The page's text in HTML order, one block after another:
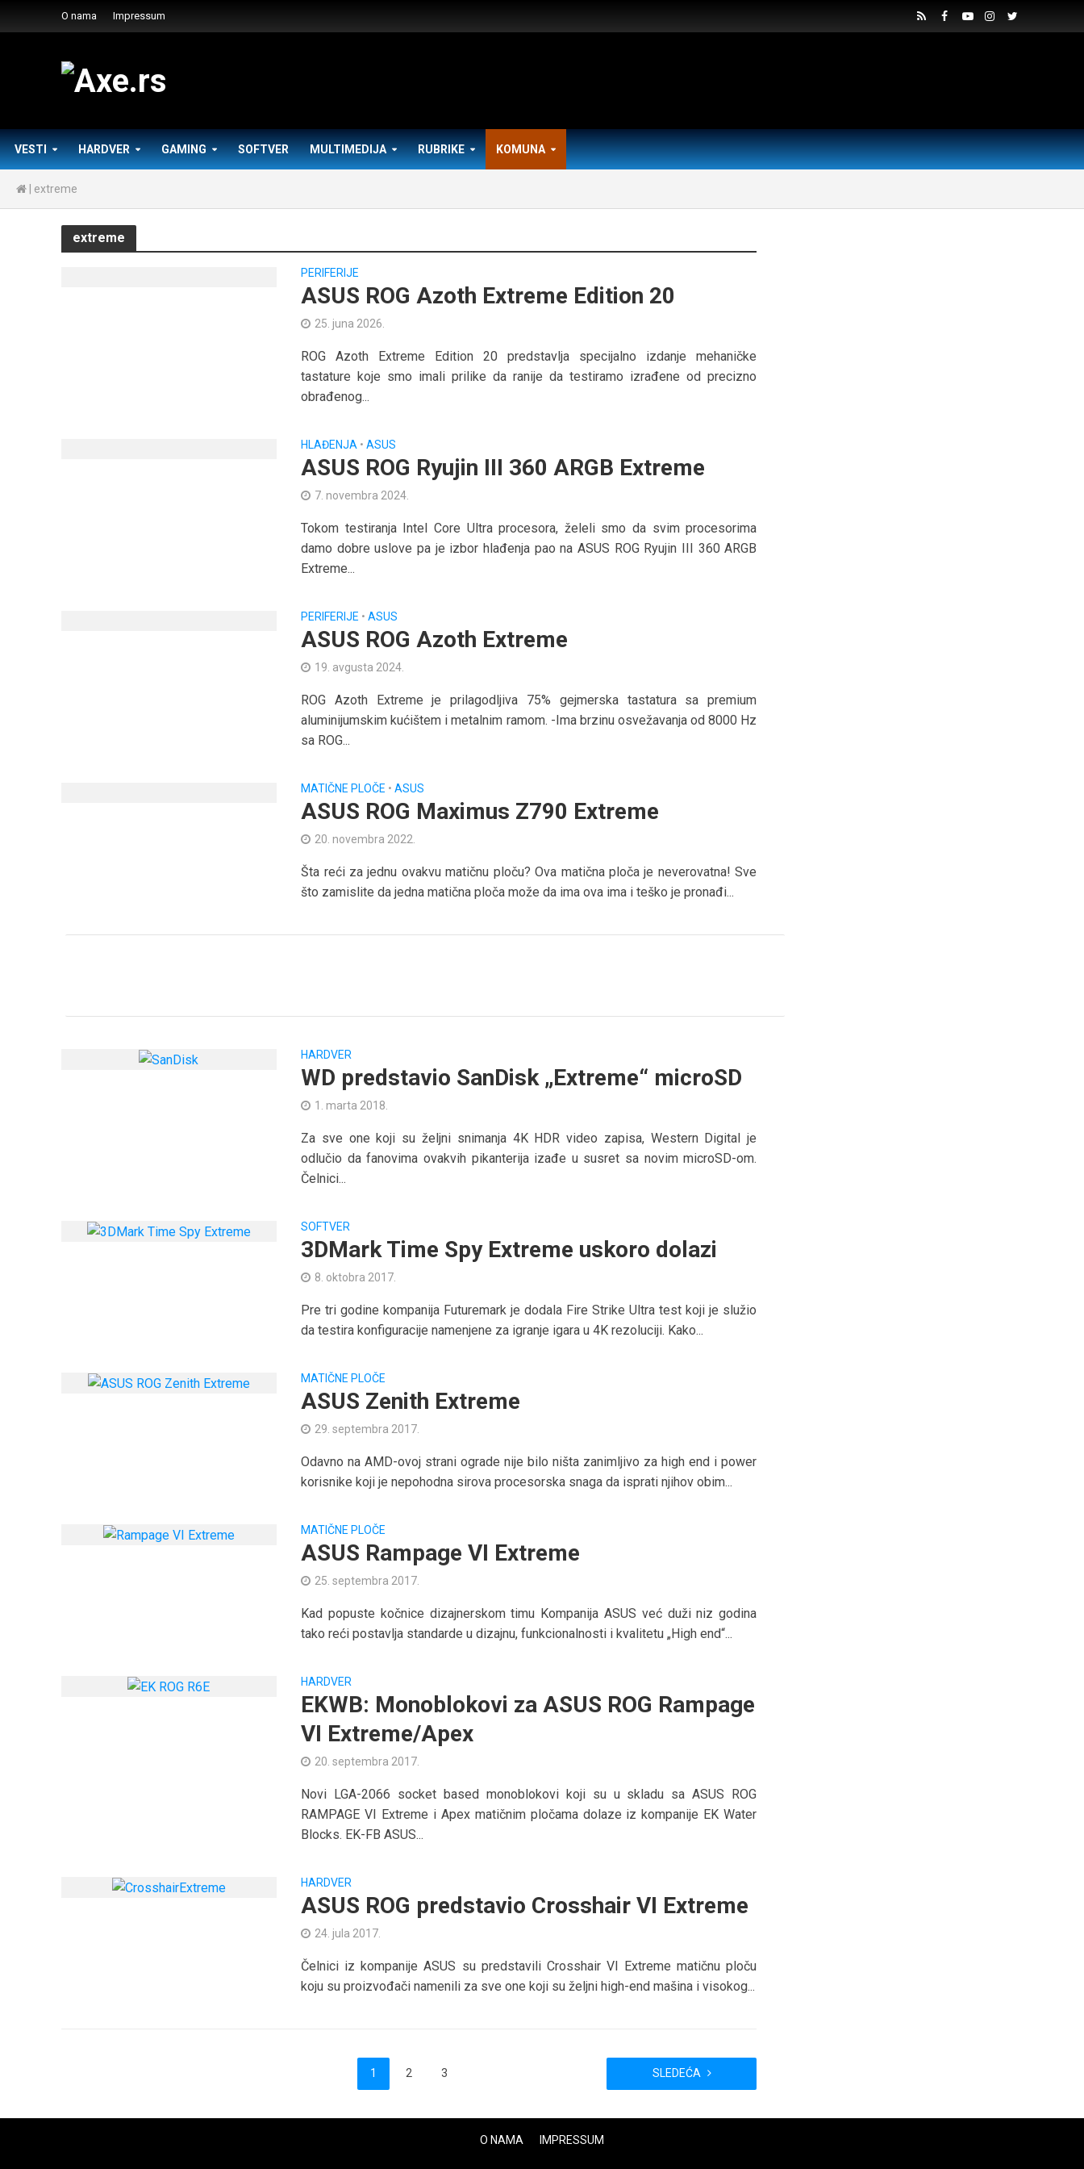
O nama Impressum
VESTI HARDVER GAMING SOFTVER MULTIMEDIJA RUBRIKE KOMUNA
extreme
extreme
PERIFERIJE
ASUS ROG Azoth Extreme Edition 20
25. juna 2026.
ROG Azoth Extreme Edition 20 predstavlja specijalno izdanje mehaničke
tastature koje smo imali prilike da ranije da testiramo izrađene od precizno
obrađenog...
HLAĐENJA • ASUS
ASUS ROG Ryujin III 360 ARGB Extreme
7. novembra 2024.
Tokom testiranja Intel Core Ultra procesora, želeli smo da svim procesorima
damo dobre uslove pa je izbor hlađenja pao na ASUS ROG Ryujin III 360 ARGB
Extreme...
PERIFERIJE • ASUS
ASUS ROG Azoth Extreme
19. avgusta 2024.
ROG Azoth Extreme je prilagodljiva 75% gejmerska tastatura sa premium
aluminijumskim kućištem i metalnim ramom. -Ima brzinu osvežavanja od 8000 Hz
sa ROG...
MATIČNE PLOČE • ASUS
ASUS ROG Maximus Z790 Extreme
20. novembra 2022.
Šta reći za jednu ovakvu matičnu ploču? Ova matična ploča je neverovatna! Sve
što zamislite da jedna matična ploča može da ima ova ima i teško je pronađi...
HARDVER
WD predstavio SanDisk „Extreme“ microSD
1. marta 2018.
Za sve one koji su željni snimanja 4K HDR video zapisa, Western Digital je
odlučio da fanovima ovakvih pikanterija izađe u susret sa novim microSD-om.
Čelnici...
SOFTVER
3DMark Time Spy Extreme uskoro dolazi
8. oktobra 2017.
Pre tri godine kompanija Futuremark je dodala Fire Strike Ultra test koji je služio
da testira konfiguracije namenjene za igranje igara u 4K rezoluciji. Kako...
MATIČNE PLOČE
ASUS Zenith Extreme
29. septembra 2017.
Odavno na AMD-ovoj strani ograde nije bilo ništa zanimljivo za high end i power
korisnike koji je nepohodna sirova procesorska snaga da isprati njihov obim...
MATIČNE PLOČE
ASUS Rampage VI Extreme
25. septembra 2017.
Kad popuste kočnice dizajnerskom timu Kompanija ASUS već duži niz godina
tako reći postavlja standarde u dizajnu, funkcionalnosti i kvalitetu „High end“...
HARDVER
EKWB: Monoblokovi za ASUS ROG Rampage
VI Extreme/Apex
20. septembra 2017.
Novi LGA-2066 socket based monoblokovi koji su u skladu sa ASUS ROG
RAMPAGE VI Extreme i Apex matičnim pločama dolaze iz kompanije EK Water
Blocks. EK-FB ASUS...
HARDVER
ASUS ROG predstavio Crosshair VI Extreme
24. jula 2017.
Čelnici iz kompanije ASUS su predstavili Crosshair VI Extreme matičnu ploču
koju su proizvođači namenili za sve one koji su željni high-end mašina i visokog...
1 2 3 SLEDEĆA
O NAMA IMPRESSUM